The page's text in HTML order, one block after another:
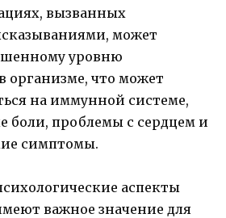
вызванных
может
уровню
организме, что может
на иммунной системе,
боли, проблемы с сердцем и
симптомы.
аспекты
важное значение для